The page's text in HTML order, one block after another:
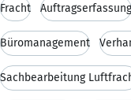
Fracht Auftragserfassung
Büromanagement
Sachbearbeitung